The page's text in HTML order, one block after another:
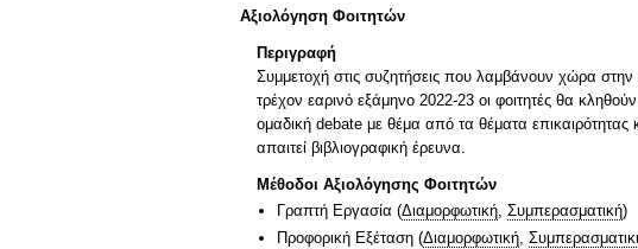
Αξιολόγηση Φοιτητών
Περιγραφή
Συμμετοχή στις συζητήσεις που λαμβάνουν χώρα
τρέχον εαρινό εξάμηνο 2022-23 οι φοιτητές θα
ομαδική debate με θέμα από τα θέματα επικαιρότητας
απαιτεί βιβλιογραφική έρευνα.
Μέθοδοι Αξιολόγησης Φοιτητών
Γραπτή Εργασία (Διαμορφωτική Συμπερασματική)
Προφορική Εξέταση (Διαμορφωτική,